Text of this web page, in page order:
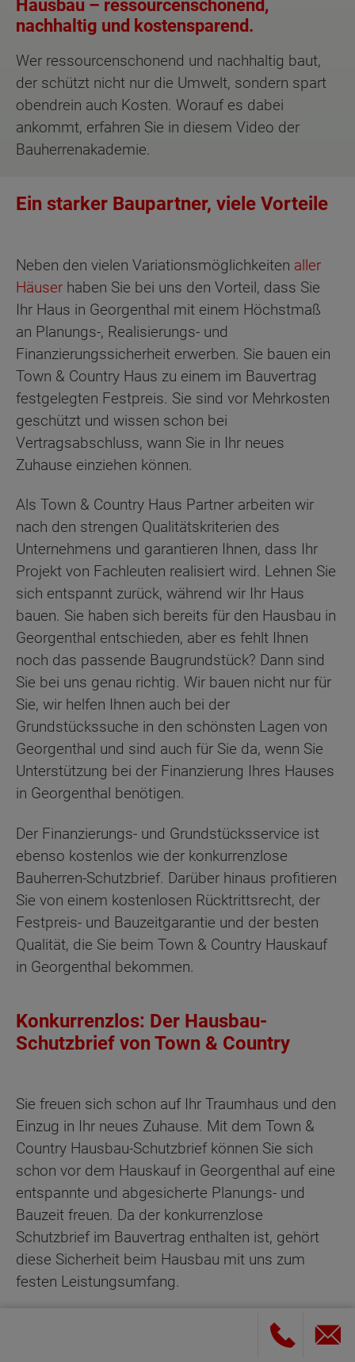
Hausbau – ressourcenschonend,
nachhaltig und kostensparend.
Wer ressourcenschonend und nachhaltig baut,
der schützt nicht nur die Umwelt, sondern spart
obendrein auch Kosten. Worauf es dabei
ankommt, erfahren Sie in diesem Video der
Bauherrenakademie.
Ein starker Baupartner, viele Vorteile
Neben den vielen Variationsmöglichkeiten aller
Häuser haben Sie bei uns den Vorteil, dass Sie
Ihr Haus in Georgenthal mit einem Höchstmaß
an Planungs-, Realisierungs- und
Finanzierungssicherheit erwerben. Sie bauen ein
Town & Country Haus zu einem im Bauvertrag
festgelegten Festpreis. Sie sind vor Mehrkosten
geschützt und wissen schon bei
Vertragsabschluss, wann Sie in Ihr neues
Zuhause einziehen können.
Als Town & Country Haus Partner arbeiten wir
nach den strengen Qualitätskriterien des
Unternehmens und garantieren Ihnen, dass Ihr
Projekt von Fachleuten realisiert wird. Lehnen Sie
sich entspannt zurück, während wir Ihr Haus
bauen. Sie haben sich bereits für den Hausbau in
Georgenthal entschieden, aber es fehlt Ihnen
noch das passende Baugrundstück? Dann sind
Sie bei uns genau richtig. Wir bauen nicht nur für
Sie, wir helfen Ihnen auch bei der
Grundstückssuche in den schönsten Lagen von
Georgenthal und sind auch für Sie da, wenn Sie
Unterstützung bei der Finanzierung Ihres Hauses
in Georgenthal benötigen.
Der Finanzierungs- und Grundstücksservice ist
ebenso kostenlos wie der konkurrenzlose
Bauherren-Schutzbrief. Darüber hinaus profitieren
Sie von einem kostenlosen Rücktrittsrecht, der
Festpreis- und Bauzeitgarantie und der besten
Qualität, die Sie beim Town & Country Hauskauf
in Georgenthal bekommen.
Konkurrenzlos: Der Hausbau-
Schutzbrief von Town & Country
Sie freuen sich schon auf Ihr Traumhaus und den
Einzug in Ihr neues Zuhause. Mit dem Town &
Country Hausbau-Schutzbrief können Sie sich
schon vor dem Hauskauf in Georgenthal auf eine
entspannte und abgesicherte Planungs- und
Bauzeit freuen. Da der konkurrenzlose
Schutzbrief im Bauvertrag enthalten ist, gehört
diese Sicherheit beim Hausbau mit uns zum
festen Leistungsumfang.
Schon vor Baubeginn profitieren Sie von der
Planungs- und Finanzierungssicherheit durch den